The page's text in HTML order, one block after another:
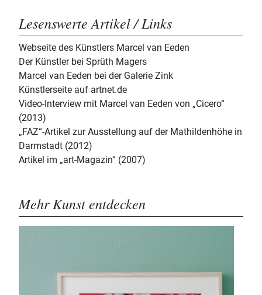
Lesenswerte Artikel / Links
Webseite des Künstlers Marcel van Eeden
Der Künstler bei Sprüth Magers
Marcel van Eeden bei der Galerie Zink
Künstlerseite auf artnet.de
Video-Interview mit Marcel van Eeden von „Cicero“
(2013)
„FAZ“-Artikel zur Ausstellung auf der Mathildenhöhe in
Darmstadt (2012)
Artikel im „art-Magazin“ (2007)
Mehr Kunst entdecken